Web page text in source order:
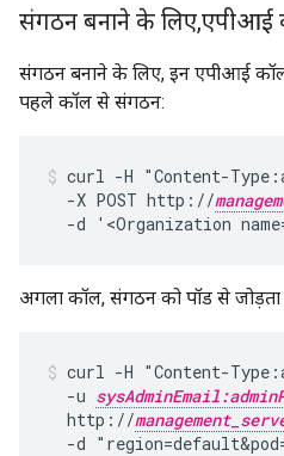
संगठन बनाने के लिए,एपीआई
संगठन बनाने के लिए, इन एपीआई
पहले कॉल से संगठन:
curl -H "Content-
  -X POST http://
-d '<Organization
अगला कॉल, संगठन को पॉड से जोड़ता
curl -H "Content-
  -u
  http://
-d